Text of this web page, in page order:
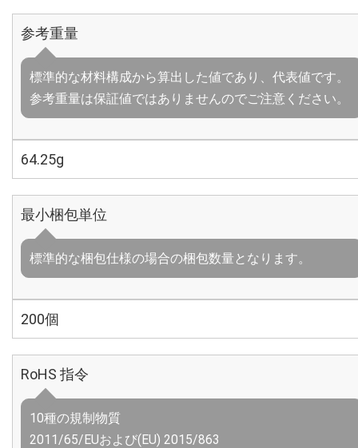
参考重量
標準的な材料構成から算出した値であり、代表値です。
参考重量は保証値ではありませんのでご注意ください。
64.25g
最小梱包単位
標準的な梱包仕様の場合の梱包数量となります。
200個
RoHS 指令
10種の規制物質
2011/65/EUおよび(EU) 2015/863